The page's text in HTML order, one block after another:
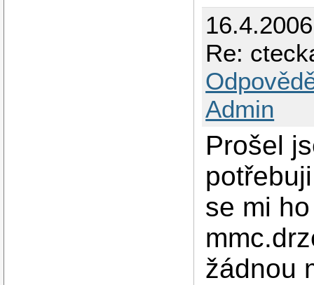
Re:
Admin
Prošel
se mi
žádnou